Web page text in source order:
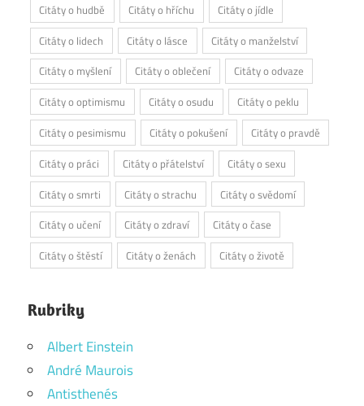
Citáty o hudbě
Citáty o hříchu
Citáty o jídle
Citáty o lidech
Citáty o lásce
Citáty o manželství
Citáty o myšlení
Citáty o oblečení
Citáty o odvaze
Citáty o optimismu
Citáty o osudu
Citáty o peklu
Citáty o pesimismu
Citáty o pokušení
Citáty o pravdě
Citáty o práci
Citáty o přátelství
Citáty o sexu
Citáty o smrti
Citáty o strachu
Citáty o svědomí
Citáty o učení
Citáty o zdraví
Citáty o čase
Citáty o štěstí
Citáty o ženách Citáty o životě
Rubriky
Albert Einstein
André Maurois
Antisthenés